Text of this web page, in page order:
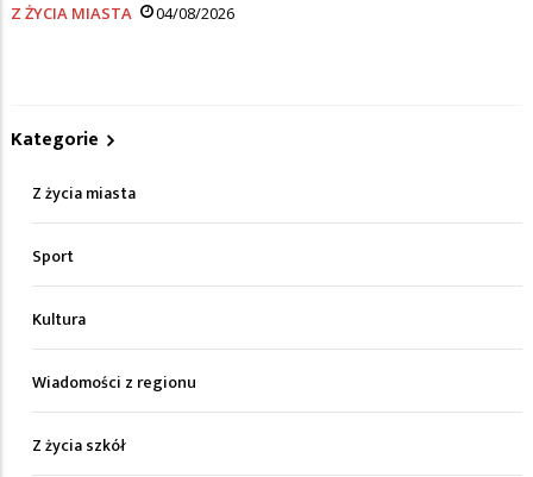
Z ŻYCIA MIASTA 04/08/2026
Kategorie
Z życia miasta
Sport
Kultura
Wiadomości z regionu
Z życia szkół